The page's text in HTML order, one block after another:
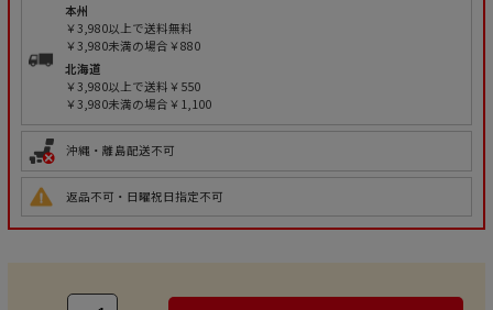
本州
￥3,980以上で送料無料
￥3,980未満の場合￥880
北海道
￥3,980以上で送料￥550
￥3,980未満の場合￥1,100
沖縄・離島配送不可
返品不可・日曜祝日指定不可